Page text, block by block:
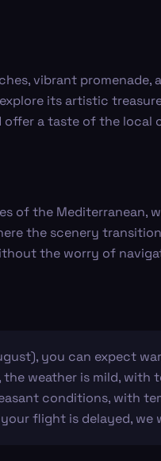
vibrant
its artistic
offer a taste of the local
of the
the scenery
the worry of
you can expect
weather is mild, with
conditions, with
your flight is delayed,